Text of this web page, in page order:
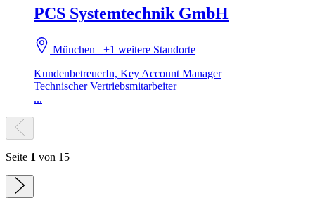
PCS Systemtechnik GmbH
München+1 weitere Standorte
KundenbetreuerIn, Key Account Manager
Technischer Vertriebsmitarbeiter
...
Seite 1 von 15